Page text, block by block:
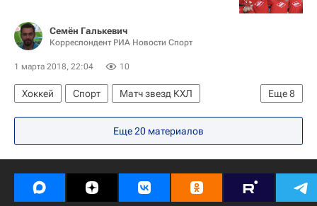
Семён Галькевич
Корреспондент РИА Новости Спорт
1 марта 2018, 22:04 10
Еще8
Хоккей Спорт
Матч звезд КХЛ
ХК Спартак (Москва)
ХК Динамо (Москва)
Владимир Брюквин
Бен Максвелл
Юусо Хиетанен
Лукаш Радил
Илья Никулин
Еще 20 материалов